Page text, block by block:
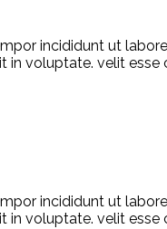
incididunt ut
in voluptate. velit
incididunt ut
in voluptate. velit